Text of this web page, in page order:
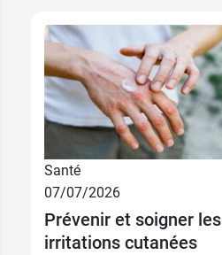
Santé
07/07/2026
Prévenir et soigner les
irritations cutanées